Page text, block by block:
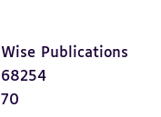
Wise Publications
68254
70